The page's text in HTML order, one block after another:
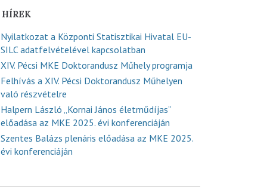
HÍREK
Nyilatkozat a Központi Statisztikai Hivatal EU-
SILC adatfelvételével kapcsolatban
XIV. Pécsi MKE Doktorandusz Műhely programja
Felhívás a XIV. Pécsi Doktorandusz Műhelyen
való részvételre
Halpern László „Kornai János életműdíjas”
előadása az MKE 2025. évi konferenciáján
Szentes Balázs plenáris előadása az MKE 2025.
évi konferenciáján